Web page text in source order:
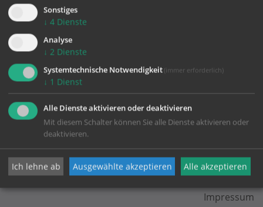
KONTAKT
Impressum
Sonstiges
↓ 4 Dienste
Analyse
↓ 2 Dienste
Systemtechnische Notwendigkeit (immer erforderlich)
↓ 1 Dienst
Alle Dienste aktivieren oder deaktivieren
Mit diesem Schalter können Sie alle Dienste aktivieren oder
deaktivieren.
Ich lehne ab Ausgewählte akzeptieren Alle akzeptieren